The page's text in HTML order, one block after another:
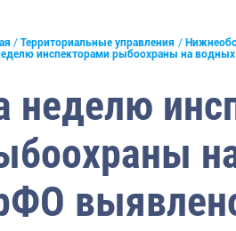
Территориальные управления
инспекторами рыбоохраны на
неделю